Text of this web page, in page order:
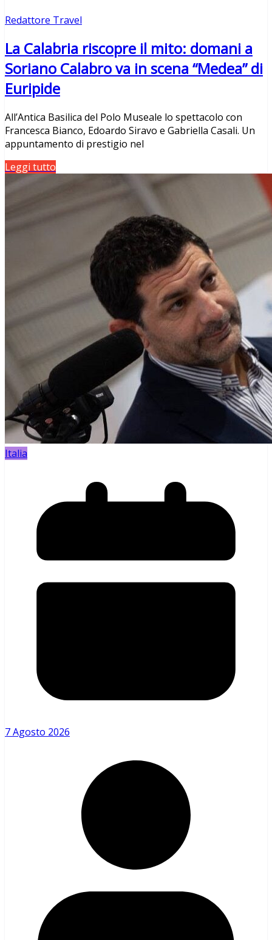
Redattore Travel
La Calabria riscopre il mito: domani a
Soriano Calabro va in scena “Medea” di
Euripide
All’Antica Basilica del Polo Museale lo spettacolo con
Francesca Bianco, Edoardo Siravo e Gabriella Casali. Un
appuntamento di prestigio nel
Leggi tutto
Italia
7 Agosto 2026